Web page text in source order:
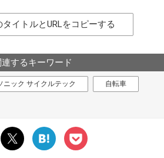
タイトルとURLをコピーする
連するキーワード
ニック サイクルテック 自転車